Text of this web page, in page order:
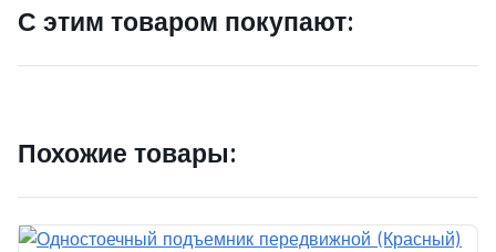
С этим товаром покупают:
Похожие товары: